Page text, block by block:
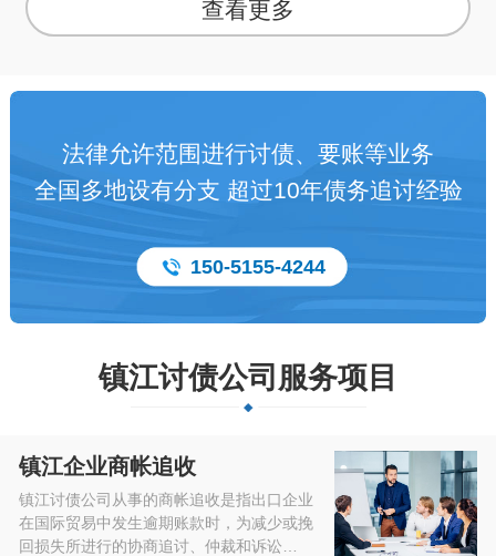
查看更多
法律允许范围进行讨债、要账等业务
全国多地设有分支 超过10年债务追讨经验
150-5155-4244
镇江讨债公司服务项目
镇江企业商帐追收
镇江讨债公司从事的商帐追收是指出口企业
在国际贸易中发生逾期账款时，为减少或挽
回损失所进行的协商追讨、仲裁和诉讼…